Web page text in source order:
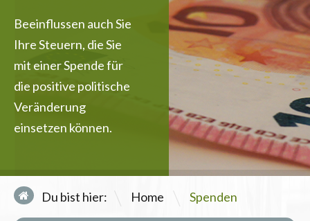
Beeinflussen auch Sie
Ihre Steuern, die Sie
mit einer Spende für
die positive politische
Veränderung
einsetzen können.
Du bist hier: Home \ Spenden